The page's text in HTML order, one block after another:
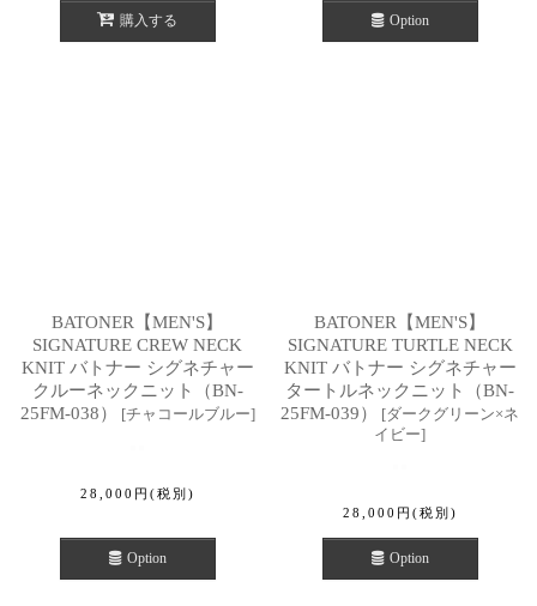
購入する Option
BATONER【MEN'S】
SIGNATURE CREW NECK
KNIT バトナー シグネチャー
クルーネックニット（BN-
25FM-038）
[チャコールブルー]
28,000 円 (税別)
Option
BATONER【MEN'S】
SIGNATURE TURTLE NECK
KNIT バトナー シグネチャー
タートルネックニット（BN-
25FM-039）
[ダークグリーン×ネ
イビー]
28,000 円 (税別)
Option